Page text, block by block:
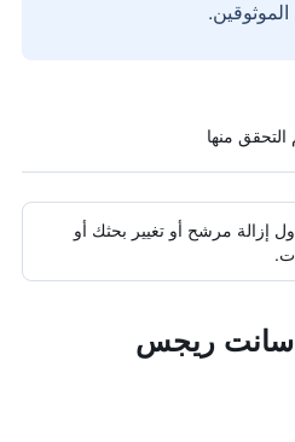
إزالة مرشح أو تغيير بحثك أو
سانت ريجس